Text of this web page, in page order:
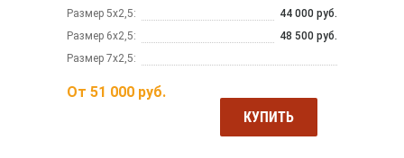
Размер 5х2,5:
44 000 руб.
Размер 6х2,5:
48 500 руб.
Размер 7х2,5:
От 51 000 руб.
КУПИТЬ